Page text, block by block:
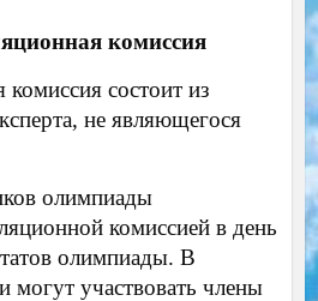
комиссия
состоит из
не являющегося
олимпиады
комиссией в день
олимпиады. В
могут участвовать члены